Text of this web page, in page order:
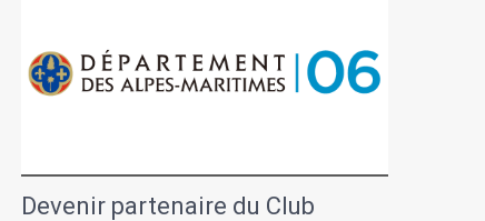
Devenir partenaire du Club